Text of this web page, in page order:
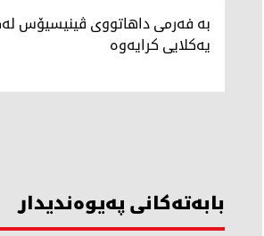
بە فەرمی داهاتووی ڤینیسیۆس
یەکلایی کرایەوە
بابەتەکانی پەیوەندیدار